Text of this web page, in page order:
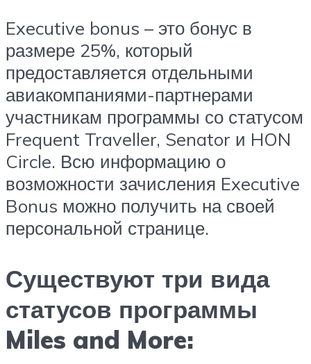
Executive bonus – это бонус в
размере 25%, который
предоставляется отдельными
авиакомпаниями-партнерами
участникам программы со статусом
Frequent Traveller, Senator и HON
Circle. Всю информацию о
возможности зачисления Executive
Bonus можно получить на своей
персональной странице.
Существуют три вида
статусов программы
Miles and More: